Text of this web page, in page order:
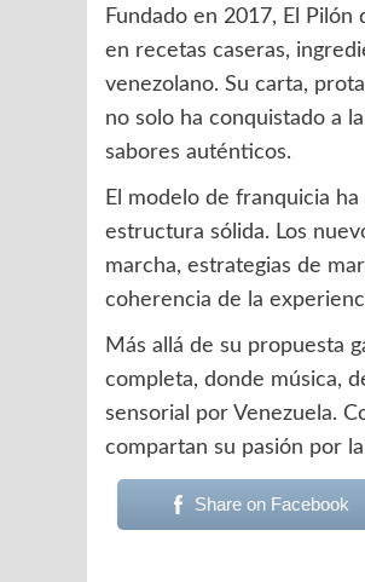
Fundado en 2017, El
en recetas caseras,
venezolano. Su carta,
no solo ha conquistado a
sabores auténticos.
El modelo de franquicia
estructura sólida. Los
marcha, estrategias de
coherencia de la
Más allá de su propuesta
completa, donde música,
sensorial por Venezuela.
compartan su pasión por
Share on Facebook